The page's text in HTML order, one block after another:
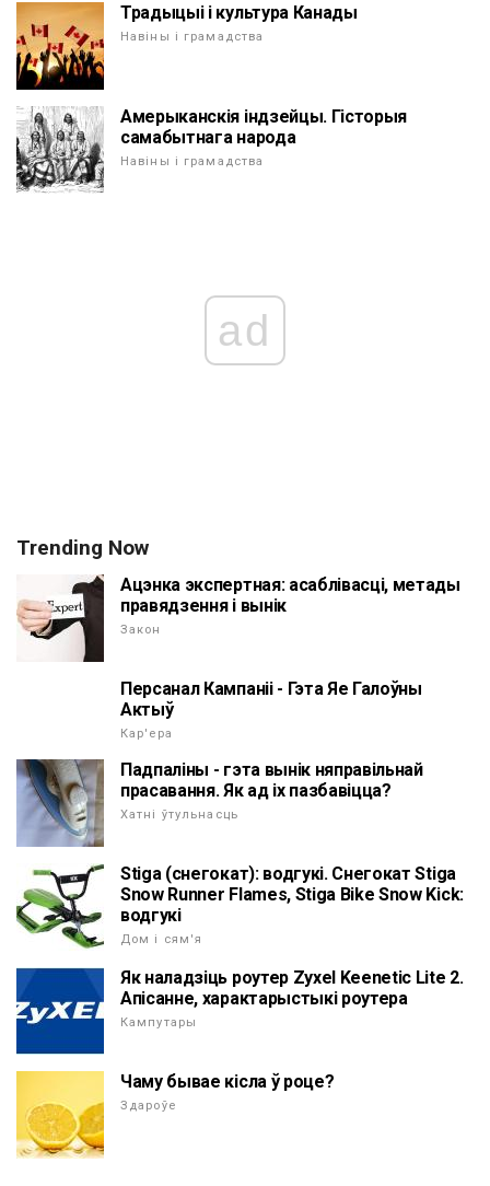
Традыцыі і культура Канады
Навіны і грамадства
Амерыканскія індзейцы. Гісторыя
самабытнага народа
Навіны і грамадства
ad
Trending Now
Ацэнка экспертная: асаблівасці, метады
правядзення і вынік
Закон
Персанал Кампаніі - Гэта Яе Галоўны
Актыў
Кар'ера
Падпаліны - гэта вынік няправільнай
прасавання. Як ад іх пазбавіцца?
Хатні ўтульнасць
Stiga (снегокат): водгукі. Снегокат Stiga
Snow Runner Flames, Stiga Bike Snow Kick:
водгукі
Дом і сям'я
Як наладзіць роутер Zyxel Keenetic Lite 2.
Апісанне, характарыстыкі роутера
Кампутары
Чаму бывае кісла ў роце?
Здароўе